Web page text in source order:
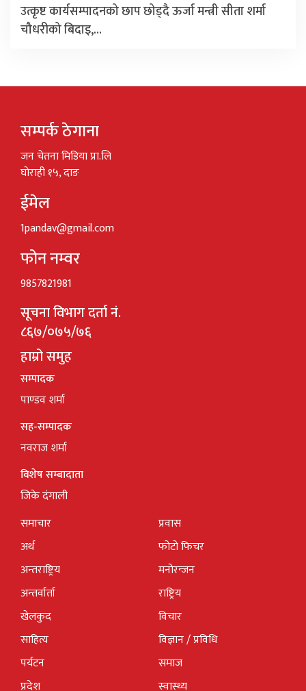
उत्कृष्ट कार्यसम्पादनको छाप छोड्दै ऊर्जा मन्त्री सीता शर्मा
चौधरीको बिदाइ,…
सम्पर्क ठेगाना
जन चेतना मिडिया प्रा.लि
घोराही १५, दाङ
ईमेल
1pandav@gmail.com
फोन नम्वर
9857821981
सूचना विभाग दर्ता नं.
८६७/०७५/७६
हाम्रो समुह
सम्पादक
पाण्डव शर्मा
सह-सम्पादक
नवराज शर्मा
विशेष सम्बादाता
जिके दंगाली
समाचार
अर्थ
अन्तराष्ट्रिय
अन्तर्वार्ता
खेलकुद
साहित्य
पर्यटन
प्रदेश
प्रवास
फोटो फिचर
मनोरन्जन
राष्ट्रिय
विचार
विज्ञान / प्रविधि
समाज
स्वास्थ्य